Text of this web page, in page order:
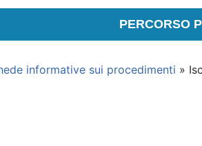
PERCORSO
informative sui procedimenti »